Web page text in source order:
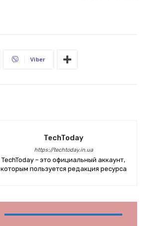
Viber
TechToday
https://techtoday.in.ua
TechToday – это официальный аккаунт,
которым пользуется редакция ресурса